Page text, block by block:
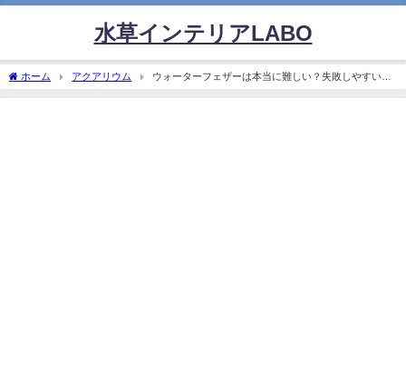
水草インテリアLABO
ホーム アクアリウム
ウォーターフェザーは本当に難しい？失敗しやすい理
由と成功への近道を解説